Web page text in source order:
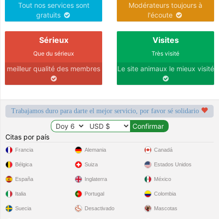
Tout nos services sont
gratuits
Modérateurs toujours à
l'écoute
Sérieux
Que du sérieux
meilleur qualité des membres
Visites
Très visité
Le site animaux le mieux visité
Trabajamos duro para darte el mejor servicio, por favor sé solidario
Citas por país
Francia
Bélgica
España
Italia
Suecia
Alemania
Suiza
Inglaterra
Portugal
Desactivado
Canadá
Estados Unidos
México
Colombia
Mascotas